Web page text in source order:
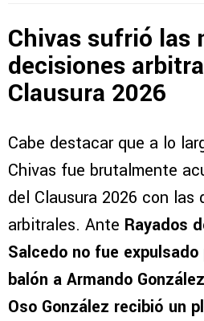
Chivas sufrió las
decisiones
Clausura 2026
Cabe destacar que a lo
Chivas fue brutalmente
del Clausura 2026 con las
arbitrales. Ante Rayados
Salcedo no fue
balón a Armando González
Oso González recibió un